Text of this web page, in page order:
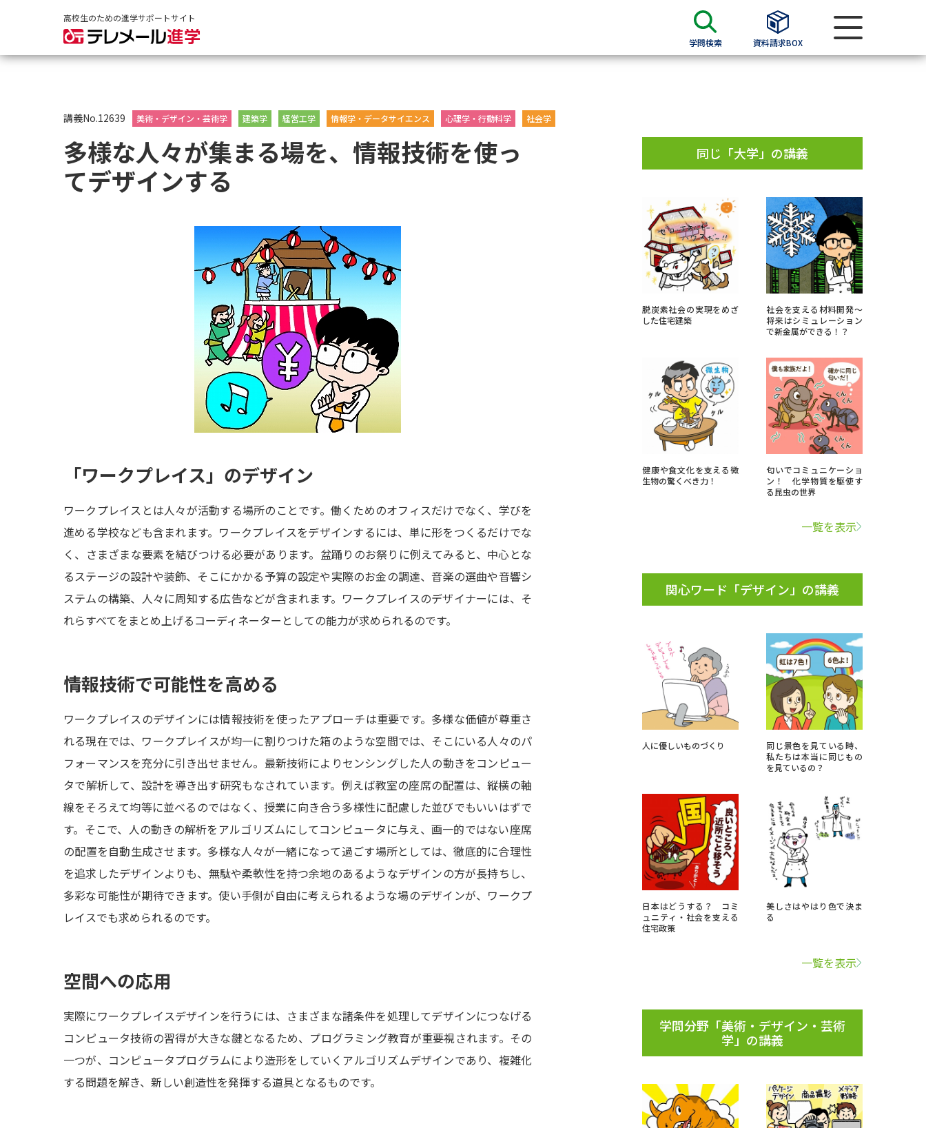
高校生のための進学サポートサイト
学問検索 資料請求BOX
大学・短大の資料種類から請求
大学パンフ
学部・学科パンフ
過去問題集
留学・進学関連、塾・予備校
高等学校卒業程度認定試験
大学検索
大学で学べる内容や特徴を調べる
新増設大学・学部・学科特集
データサイエンス特集
進路の３択
新学年スタート号特集ページ（高3生用）
新学年スタート号特集ページ（高2生用）
SELFBRAND特集ページ
実施プログラムから探す
来場型・Web型イベント特集
受験準備 資料検索
志望校・出願校を調べる
併願校選び 受験スケジュールを立てよう
先輩が入学を決めた理由
テレメール全国一斉進学調査
新生活お役立ちガイド
大学で学びたい学問発見
学問のミニ講義「夢ナビ講義」 学問の教科書 夢ナビライブ
講義No.12639 美術・デザイン・芸術学 建築学 経営工学 情報学・データサイエンス 心理学・行動科学 社会学
多様な人々が集まる場を、情報技術を使っ
てデザインする
「ワークプレイス」のデザイン
ワークプレイスとは人々が活動する場所のことです。働くためのオフィスだけでなく、学びを
進める学校なども含まれます。ワークプレイスをデザインするには、単に形をつくるだけでな
く、さまざまな要素を結びつける必要があります。盆踊りのお祭りに例えてみると、中心とな
るステージの設計や装飾、そこにかかる予算の設定や実際のお金の調達、音楽の選曲や音響シ
ステムの構築、人々に周知する広告などが含まれます。ワークプレイスのデザイナーには、そ
れらすべてをまとめ上げるコーディネーターとしての能力が求められるのです。
情報技術で可能性を高める
ワークプレイスのデザインには情報技術を使ったアプローチは重要です。多様な価値が尊重さ
れる現在では、ワークプレイスが均一に割りつけた箱のような空間では、そこにいる人々のパ
フォーマンスを充分に引き出せません。最新技術によりセンシングした人の動きをコンピュー
タで解析して、設計を導き出す研究もなされています。例えば教室の座席の配置は、縦横の軸
線をそろえて均等に並べるのではなく、授業に向き合う多様性に配慮した並びでもいいはずで
す。そこで、人の動きの解析をアルゴリズムにしてコンピュータに与え、画一的ではない座席
の配置を自動生成させます。多様な人々が一緒になって過ごす場所としては、徹底的に合理性
を追求したデザインよりも、無駄や柔軟性を持つ余地のあるようなデザインの方が長持ちし、
多彩な可能性が期待できます。使い手側が自由に考えられるような場のデザインが、ワークプ
レイスでも求められるのです。
空間への応用
実際にワークプレイスデザインを行うには、さまざまな諸条件を処理してデザインにつなげる
コンピュータ技術の習得が大きな鍵となるため、プログラミング教育が重要視されます。その
一つが、コンピュータプログラムにより造形をしていくアルゴリズムデザインであり、複雑化
する問題を解き、新しい創造性を発揮する道具となるものです。
同じ「大学」の講義
脱炭素社会の実現をめざ
した住宅建築
社会を支える材料開発～
将来はシミュレーション
で新金属ができる！？
健康や食文化を支える微
生物の驚くべき力！
匂いでコミュニケーショ
ン！ 化学物質を駆使す
る昆虫の世界
一覧を表示
関心ワード「デザイン」の講義
人に優しいものづくり
同じ景色を見ている時、
私たちは本当に同じもの
を見ているの？
日本はどうする？ コミ
ュニティ・社会を支える
住宅政策
美しさはやはり色で決ま
る
一覧を表示
学問分野「美術・デザイン・芸術
学」の講義